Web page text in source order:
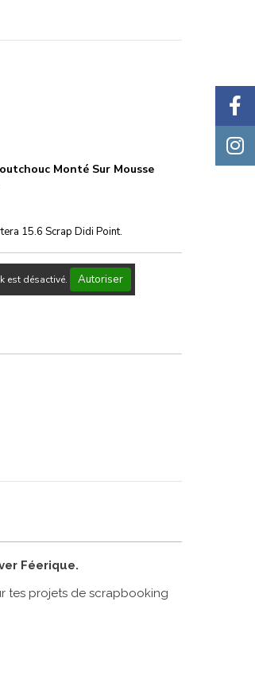
Monté Sur Mousse
15.6 Scrap Didi Point.
est désactivé. Autoriser
Féerique.
tes projets de scrapbooking